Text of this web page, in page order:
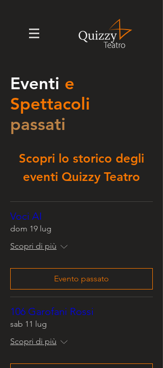
Eventi e
Spettacoli
passati
Scopri lo storico degli
eventi Quizzy Teatro
Voci AI
dom 19 lug
Scopri di più
Evento passato
106 Garofani Rossi
sab 11 lug
Scopri di più